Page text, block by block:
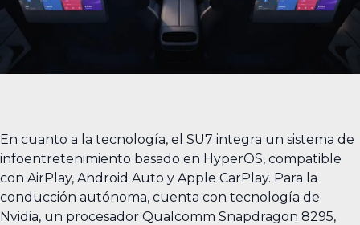
En cuanto a la tecnología, el SU7 integra un sistema de
infoentretenimiento basado en HyperOS, compatible
con AirPlay, Android Auto y Apple CarPlay. Para la
conducción autónoma, cuenta con tecnología de
Nvidia, un procesador Qualcomm Snapdragon 8295,